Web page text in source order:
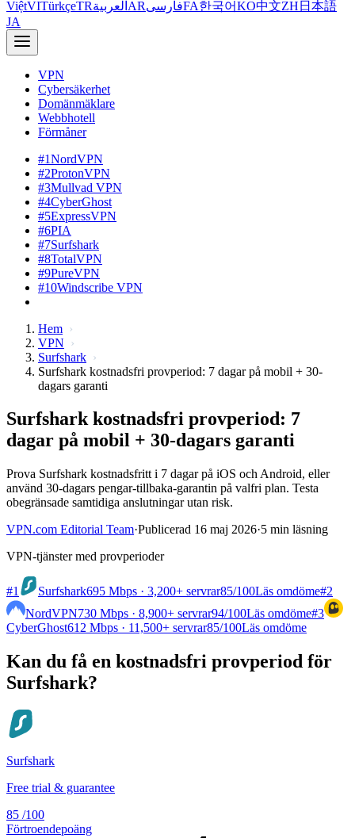
ViệtVITürkçeTRالعربية ARفارسیFA한국어KO中文ZH 日本語
JA
VPN
Cybersäkerhet
Domänmäklare
Webbhotell
Förmåner
#1NordVPN
#2ProtonVPN
#3Mullvad VPN
#4CyberGhost
#5ExpressVPN
#6PIA
#7Surfshark
#8TotalVPN
#9PureVPN
#10Windscribe VPN
Hem
VPN
Surfshark
Surfshark kostnadsfri provperiod: 7 dagar på mobil + 30-
dagars garanti
Surfshark kostnadsfri provperiod: 7
dagar på mobil + 30-dagars garanti
Prova Surfshark kostnadsfritt i 7 dagar på iOS och Android, eller
använd 30-dagars pengar-tillbaka-garantin på valfri plan. Testa
obegränsade samtidiga anslutningar utan risk.
VPN.com Editorial Team·Publicerad 16 maj 2026·5 min läsning
VPN-tjänster med provperioder
#1 Surfshark695 Mbps · 3,200+ servrar85/100Läs omdöme#2
NordVPN730 Mbps · 8,900+ servrar94/100Läs omdöme#3
CyberGhost612 Mbps · 11,500+ servrar85/100Läs omdöme
Kan du få en kostnadsfri provperiod för
Surfshark?
Surfshark
Free trial & guarantee
85 /100
Förtroendepoäng